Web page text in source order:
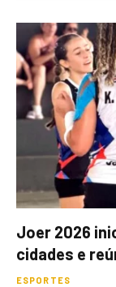
Joer 2026
cidades e
ESPORTES